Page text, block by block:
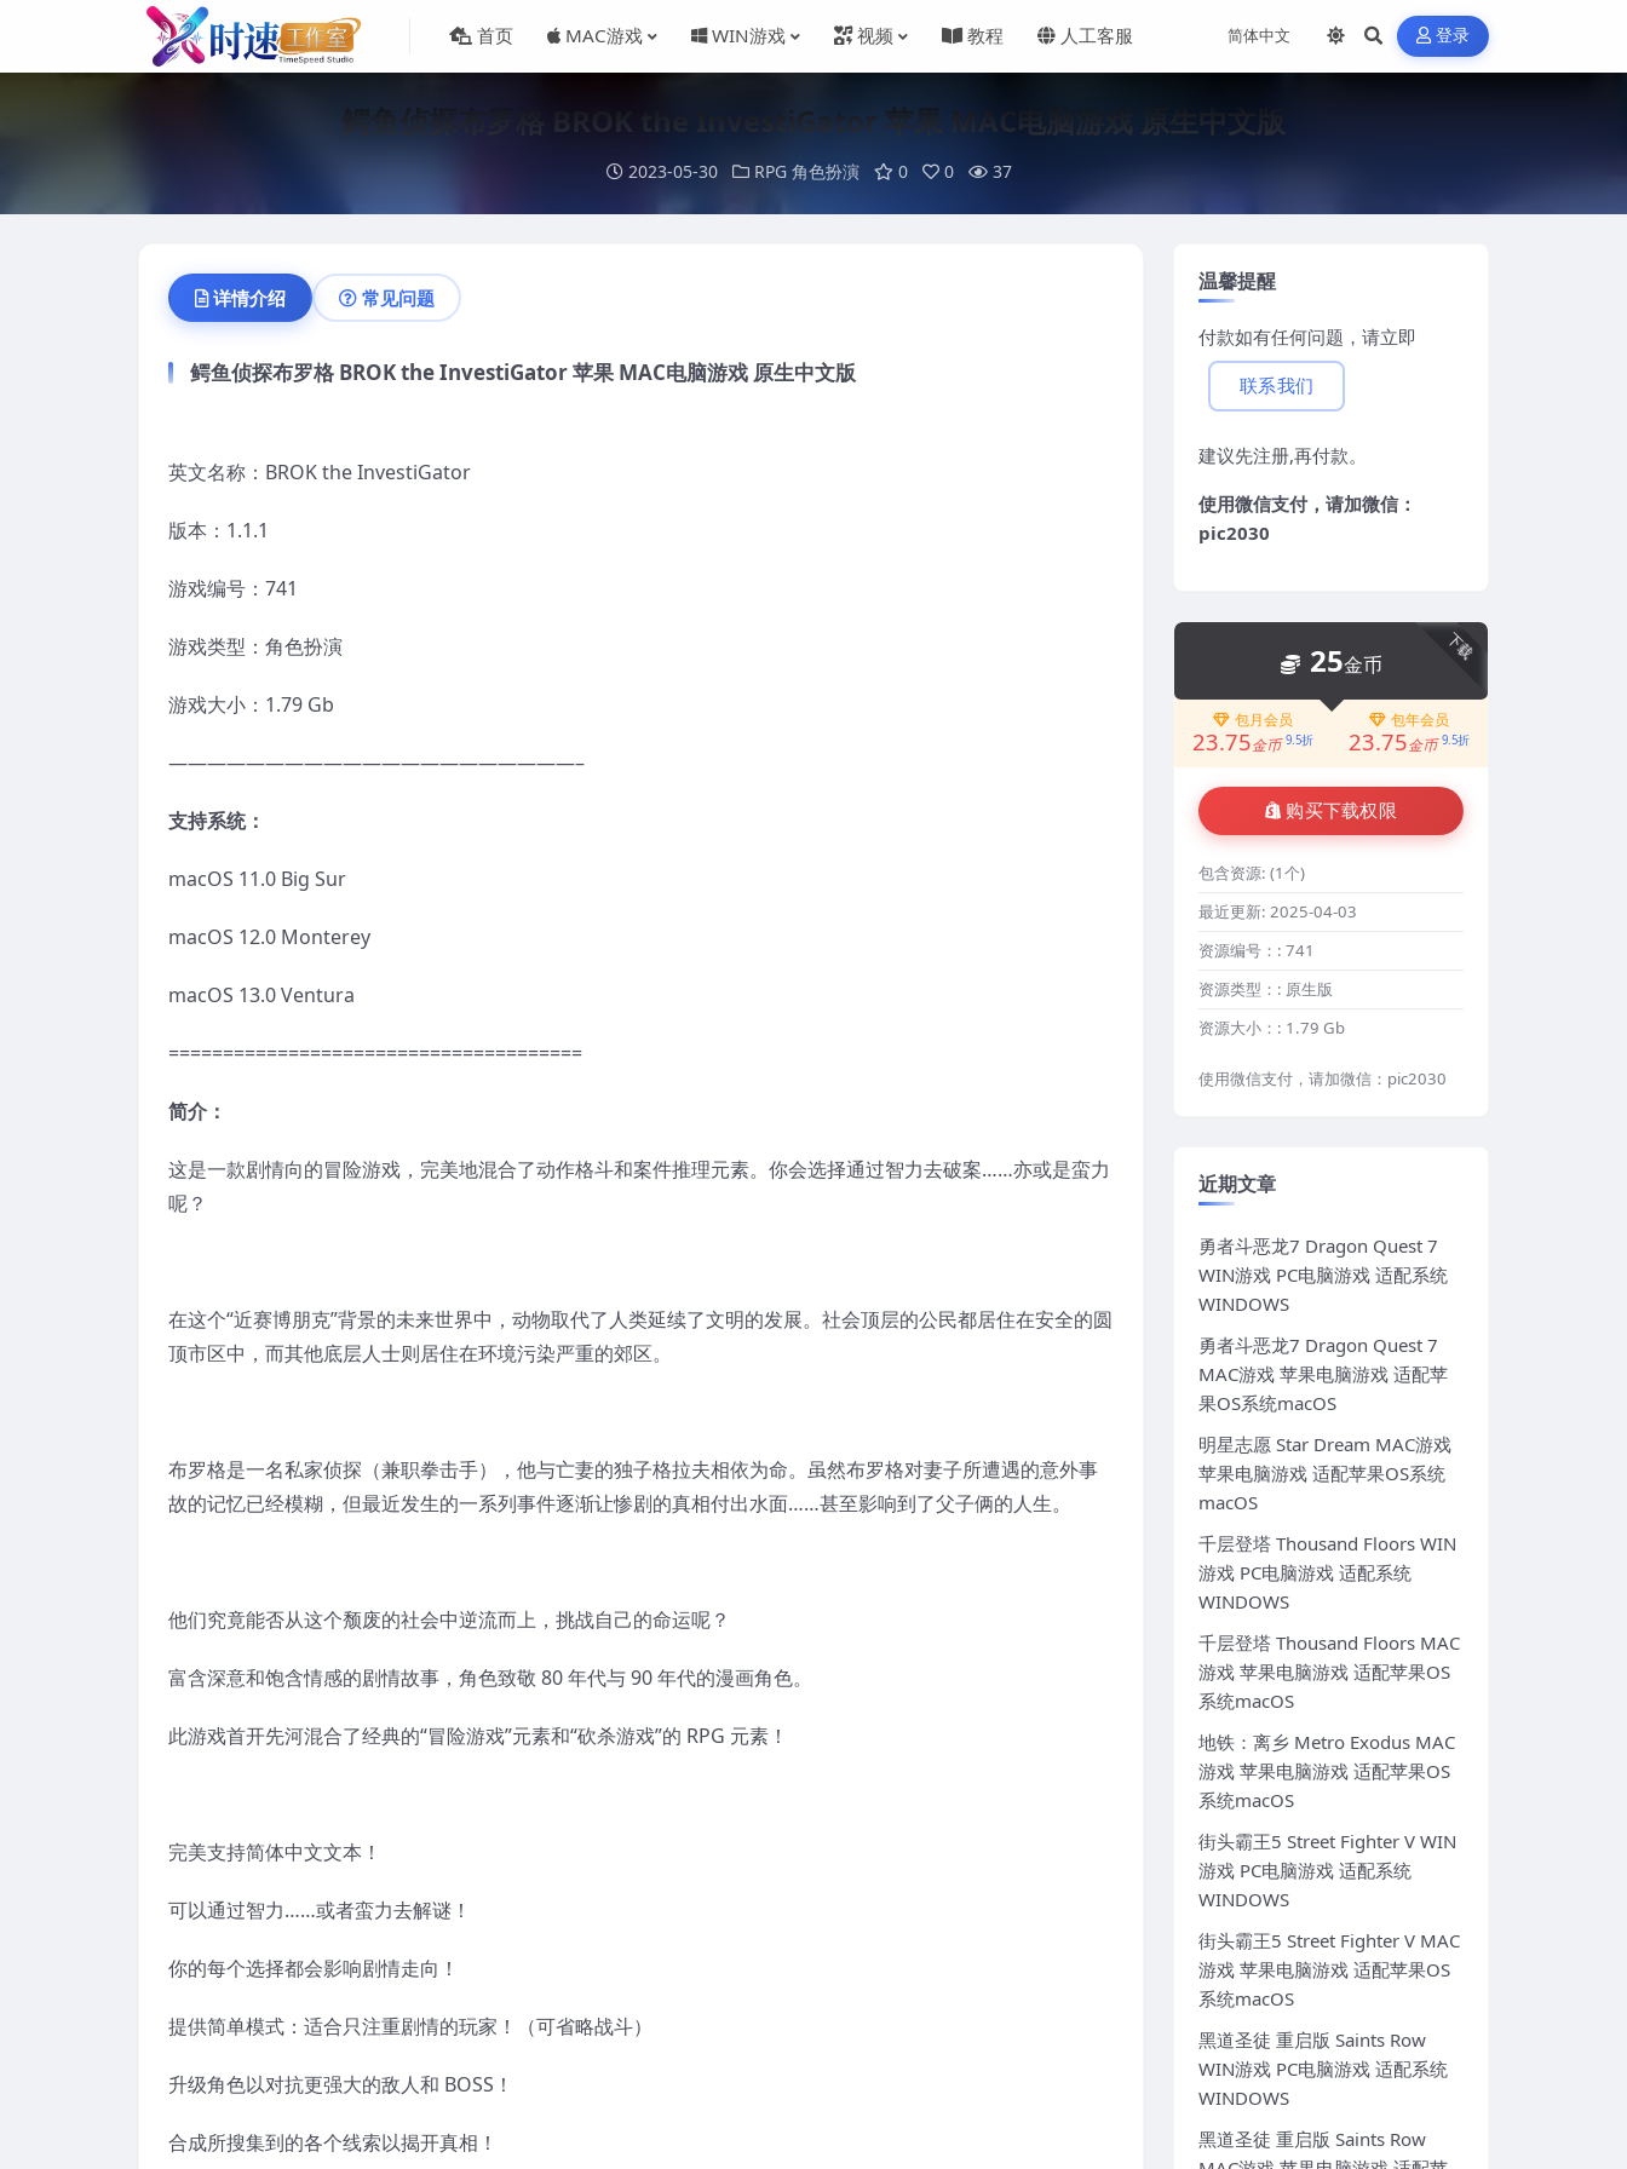
首页 MAC游戏 WIN游戏 视频 教程 人工客服 登录
鳄鱼侦探布罗格 BROK the InvestiGator 苹果 MAC电脑游戏 原生中文版
2023-05-30 RPG 角色扮演 0 0 37
详情介绍 常见问题
鳄鱼侦探布罗格 BROK the InvestiGator 苹果 MAC电脑游戏 原生中文版
英文名称：BROK the InvestiGator
版本：1.1.1
游戏编号：741
游戏类型：角色扮演
游戏大小：1.79 Gb
—————————————————————–
支持系统：
macOS 11.0 Big Sur
macOS 12.0 Monterey
macOS 13.0 Ventura
======================================
简介：
这是一款剧情向的冒险游戏，完美地混合了动作格斗和案件推理元素。你会选择通过智力去破案……亦或是蛮力
呢？
在这个“近赛博朋克”背景的未来世界中，动物取代了人类延续了文明的发展。社会顶层的公民都居住在安全的圆
顶市区中，而其他底层人士则居住在环境污染严重的郊区。
布罗格是一名私家侦探（兼职拳击手），他与亡妻的独子格拉夫相依为命。虽然布罗格对妻子所遭遇的意外事
故的记忆已经模糊，但最近发生的一系列事件逐渐让惨剧的真相付出水面……甚至影响到了父子俩的人生。
他们究竟能否从这个颓废的社会中逆流而上，挑战自己的命运呢？
富含深意和饱含情感的剧情故事，角色致敬 80 年代与 90 年代的漫画角色。
此游戏首开先河混合了经典的“冒险游戏”元素和“砍杀游戏”的 RPG 元素！
完美支持简体中文文本！
可以通过智力……或者蛮力去解谜！
你的每个选择都会影响剧情走向！
提供简单模式：适合只注重剧情的玩家！（可省略战斗）
升级角色以对抗更强大的敌人和 BOSS！
合成所搜集到的各个线索以揭开真相！
温馨提醒
付款如有任何问题，请立即
联系我们
建议先注册,再付款。
使用微信支付，请加微信：
pic2030
下载
25金币
包月会员
23.75金币 9.5折
包年会员
23.75金币 9.5折
购买下载权限
包含资源: (1个)
最近更新: 2025-04-03
资源编号：: 741
资源类型：: 原生版
资源大小：: 1.79 Gb
使用微信支付，请加微信：pic2030
近期文章
勇者斗恶龙7 Dragon Quest 7
WIN游戏 PC电脑游戏 适配系统
WINDOWS
勇者斗恶龙7 Dragon Quest 7
MAC游戏 苹果电脑游戏 适配苹
果OS系统macOS
明星志愿 Star Dream MAC游戏
苹果电脑游戏 适配苹果OS系统
macOS
千层登塔 Thousand Floors WIN
游戏 PC电脑游戏 适配系统
WINDOWS
千层登塔 Thousand Floors MAC
游戏 苹果电脑游戏 适配苹果OS
系统macOS
地铁：离乡 Metro Exodus MAC
游戏 苹果电脑游戏 适配苹果OS
系统macOS
街头霸王5 Street Fighter V WIN
游戏 PC电脑游戏 适配系统
WINDOWS
街头霸王5 Street Fighter V MAC
游戏 苹果电脑游戏 适配苹果OS
系统macOS
黑道圣徒 重启版 Saints Row
WIN游戏 PC电脑游戏 适配系统
WINDOWS
黑道圣徒 重启版 Saints Row